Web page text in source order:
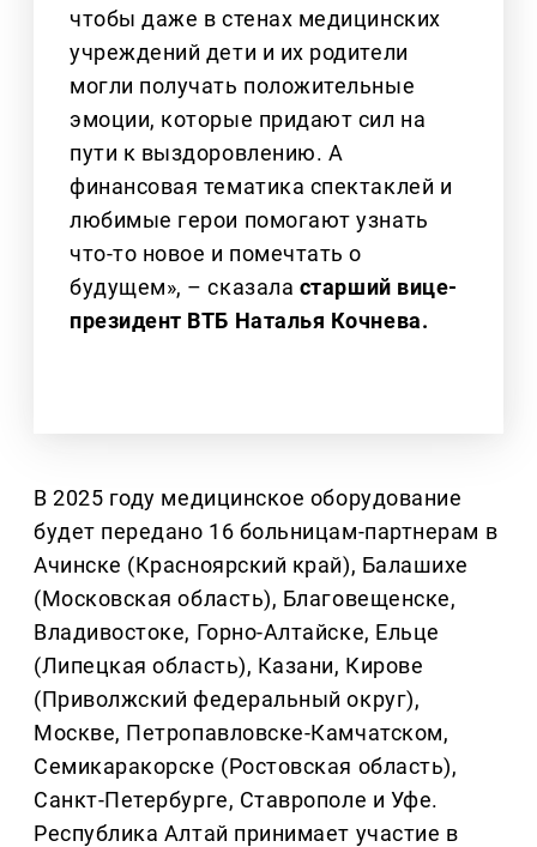
чтобы даже в стенах медицинских
учреждений дети и их родители
могли получать положительные
эмоции, которые придают сил на
пути к выздоровлению. А
финансовая тематика спектаклей и
любимые герои помогают узнать
что-то новое и помечтать о
будущем», – сказала старший вице-
президент ВТБ Наталья Кочнева.
В 2025 году медицинское оборудование
будет передано 16 больницам-партнерам в
Ачинске (Красноярский край), Балашихе
(Московская область), Благовещенске,
Владивостоке, Горно-Алтайске, Ельце
(Липецкая область), Казани, Кирове
(Приволжский федеральный округ),
Москве, Петропавловске-Камчатском,
Семикаракорске (Ростовская область),
Санкт-Петербурге, Ставрополе и Уфе.
Республика Алтай принимает участие в